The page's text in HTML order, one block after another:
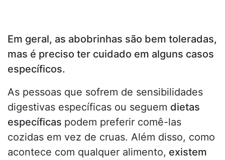
Em geral, as abobrinhas são bem toleradas,
mas é preciso ter cuidado em alguns casos
específicos.
As pessoas que sofrem de sensibilidades
digestivas específicas ou seguem dietas
específicas podem preferir comê-las
cozidas em vez de cruas. Além disso, como
acontece com qualquer alimento, existem